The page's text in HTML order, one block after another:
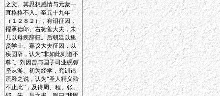
之文。其思想感情与元蒙一
直格格不入。至元十九年
（１２８２），有诏征因，
擢承德郎、右赞善大夫，未
几以母疾辞归。后朝廷以集
贤学士、嘉议大夫征因，以
疾固辞，认为“非如此则道不
尊”。刘因曾与国子司业砚弥
坚从游。初为经学，究训诂
疏释之说，认为“圣人精义殆
不止此”，及得周、程、张、